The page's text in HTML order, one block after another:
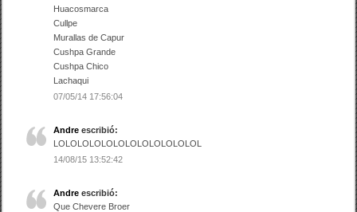
Huacosmarca
Cullpe
Murallas de Capur
Cushpa Grande
Cushpa Chico
Lachaqui
07/05/14 17:56:04
Andre escribió:
LOLOLOLOLOLOLOLOLOLOLOLOL
14/08/15 13:52:42
Andre escribió:
Que Chevere Broer